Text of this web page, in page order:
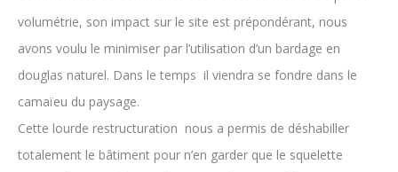
volumétrie, son impact sur le site est prépondérant, nous
avons voulu le minimiser par l’utilisation d’un bardage en
douglas naturel. Dans le temps il viendra se fondre dans le
camaïeu du paysage.
Cette lourde restructuration nous a permis de déshabiller
totalement le bâtiment pour n’en garder que le squelette